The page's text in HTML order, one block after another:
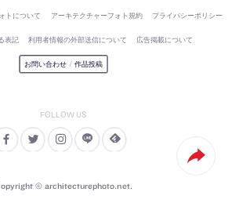
トについて アーキテクチャーフォト規約 プライバシーポリシー
表記 利用者情報の外部送信について 広告掲載について
お問い合わせ / 作品投稿
© architecturephoto.net.